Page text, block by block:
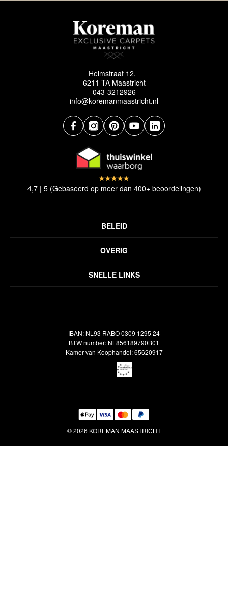
Helmstraat 12,
6211 TA Maastricht
043-3212926
info@koremanmaastricht.nl
SNELLE LINKS
OVERIG
Veelgestelde vragen
BELEID
Verzendbeleid
4,7 | 5 (Gebaseerd op meer dan 400+ beoordelingen)
IBAN: NL93 RABO 0309 1295 24
BTW number: NL856189790B01
Kamer van Koophandel: 65620917
© 2026 KOREMAN MAASTRICHT